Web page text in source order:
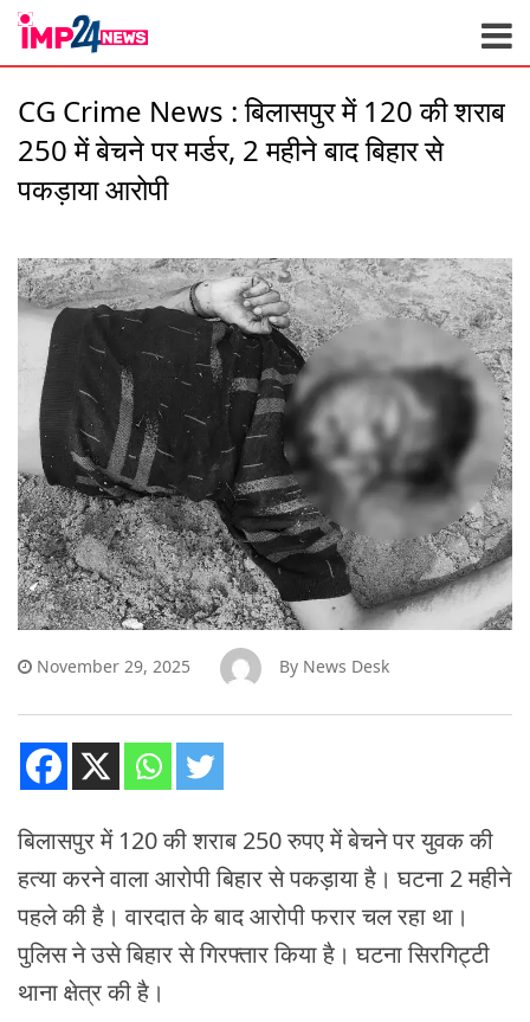
Skip
content
CG Crime News : बिलासपुर में 120 की शराब
250 में बेचने पर मर्डर, 2 महीने बाद बिहार से
पकड़ाया आरोपी
November 29, 2025 By News Desk
बिलासपुर में 120 की शराब 250 रुपए में बेचने पर युवक की
हत्या करने वाला आरोपी बिहार से पकड़ाया है। घटना 2 महीने
पहले की है। वारदात के बाद आरोपी फरार चल रहा था।
पुलिस ने उसे बिहार से गिरफ्तार किया है। घटना सिरगिट्टी
थाना क्षेत्र की है।